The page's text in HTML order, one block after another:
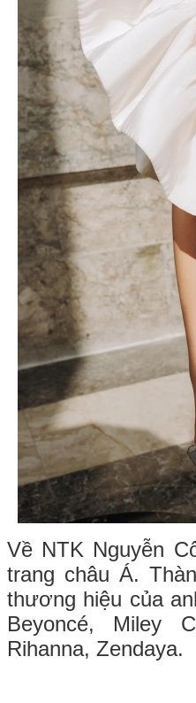
Về NTK Nguyễn
trang châu Á.
thương hiệu của
Beyoncé, Miley
Rihanna, Zendaya.